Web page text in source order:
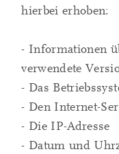
hierbei erhoben:
- Informationen
verwendete
- Das
- Den Internet-
- Die IP-Adresse
- Datum und